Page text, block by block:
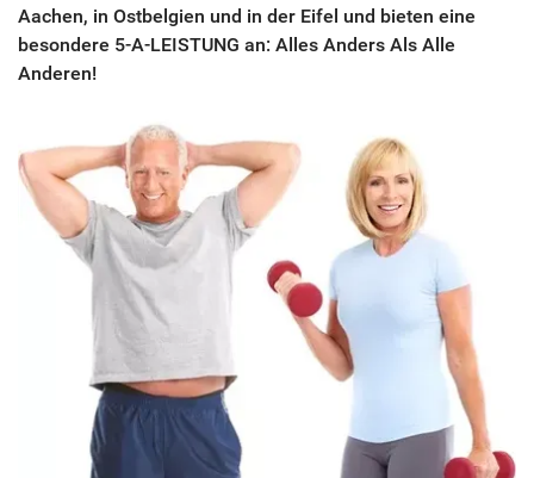
Aachen, in Ostbelgien und in der Eifel und bieten eine
besondere 5-A-LEISTUNG an: Alles Anders Als Alle
Anderen!